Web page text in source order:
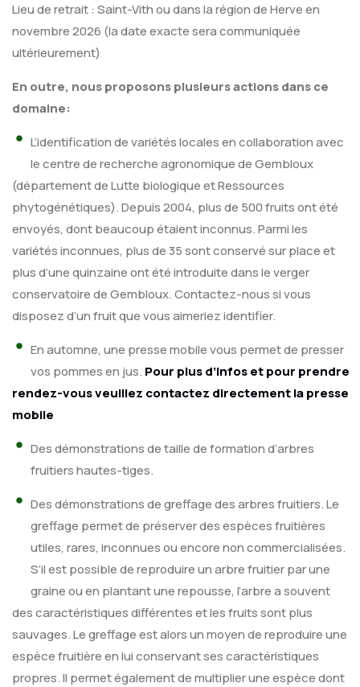
Lieu de retrait : Saint-Vith ou dans la région de Herve en
novembre 2026 (la date exacte sera communiquée
ultérieurement)
En outre, nous proposons plusieurs actions dans ce
domaine:
L’identification de variétés locales en collaboration avec
le centre de recherche agronomique de Gembloux
(département de Lutte biologique et Ressources
phytogénétiques). Depuis 2004, plus de 500 fruits ont été
envoyés, dont beaucoup étaient inconnus. Parmi les
variétés inconnues, plus de 35 sont conservé sur place et
plus d’une quinzaine ont été introduite dans le verger
conservatoire de Gembloux. Contactez-nous si vous
disposez d’un fruit que vous aimeriez identifier.
En automne, une presse mobile vous permet de presser
vos pommes en jus. Pour plus d’infos et pour prendre
rendez-vous veuillez contactez directement la presse
mobile
Des démonstrations de taille de formation d’arbres
fruitiers hautes-tiges.
Des démonstrations de greffage des arbres fruitiers. Le
greffage permet de préserver des espèces fruitières
utiles, rares, inconnues ou encore non commercialisées.
S’il est possible de reproduire un arbre fruitier par une
graine ou en plantant une repousse, l’arbre a souvent
des caractéristiques différentes et les fruits sont plus
sauvages. Le greffage est alors un moyen de reproduire une
espèce fruitière en lui conservant ses caractéristiques
propres. Il permet également de multiplier une espèce dont